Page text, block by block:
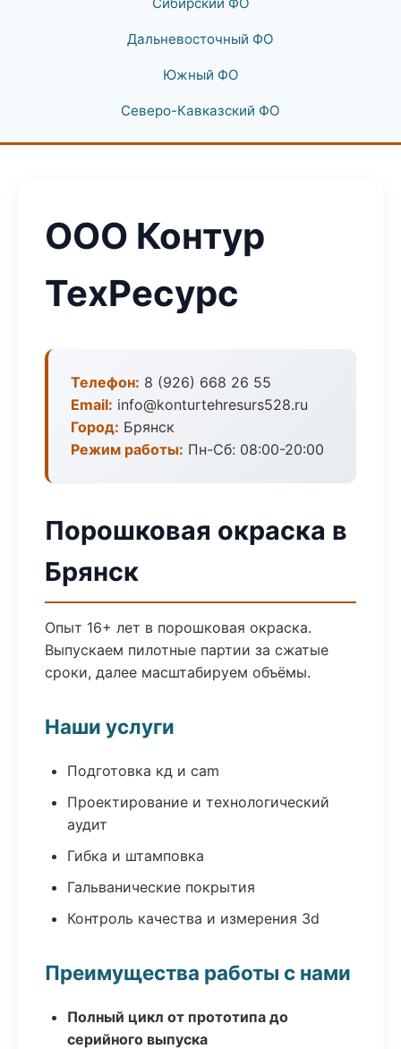
Дальневосточный ФО
Южный ФО
Северо-Кавказский ФО
ООО Контур
ТехРесурс
Телефон: 8 (926) 668 26 55
Email: info@konturtehresurs528.ru
Город: Брянск
Режим работы: Пн-Сб: 08:00-20:00
Порошковая окраска в
Брянск
Опыт 16+ лет в порошковая окраска.
Выпускаем пилотные партии за сжатые
сроки, далее масштабируем объёмы.
Наши услуги
Подготовка кд и cam
Проектирование и технологический
аудит
Гибка и штамповка
Гальванические покрытия
Контроль качества и измерения 3d
Преимущества работы с нами
Полный цикл от прототипа до
серийного выпуска